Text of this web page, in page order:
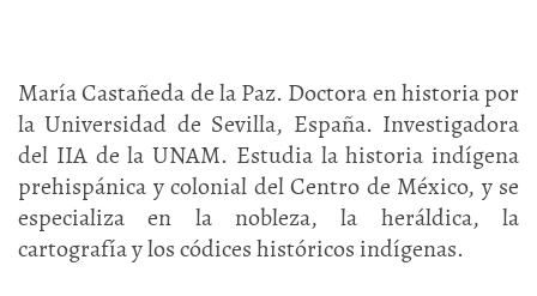
María Castañeda de la Paz. Doctora en historia por
la Universidad de Sevilla, España. Investigadora
del IIA de la UNAM. Estudia la historia indígena
prehispánica y colonial del Centro de México, y se
especializa en la nobleza, la heráldica, la
cartografía y los códices históricos indígenas.